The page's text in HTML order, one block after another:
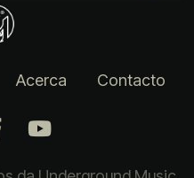
Acerca Contacto